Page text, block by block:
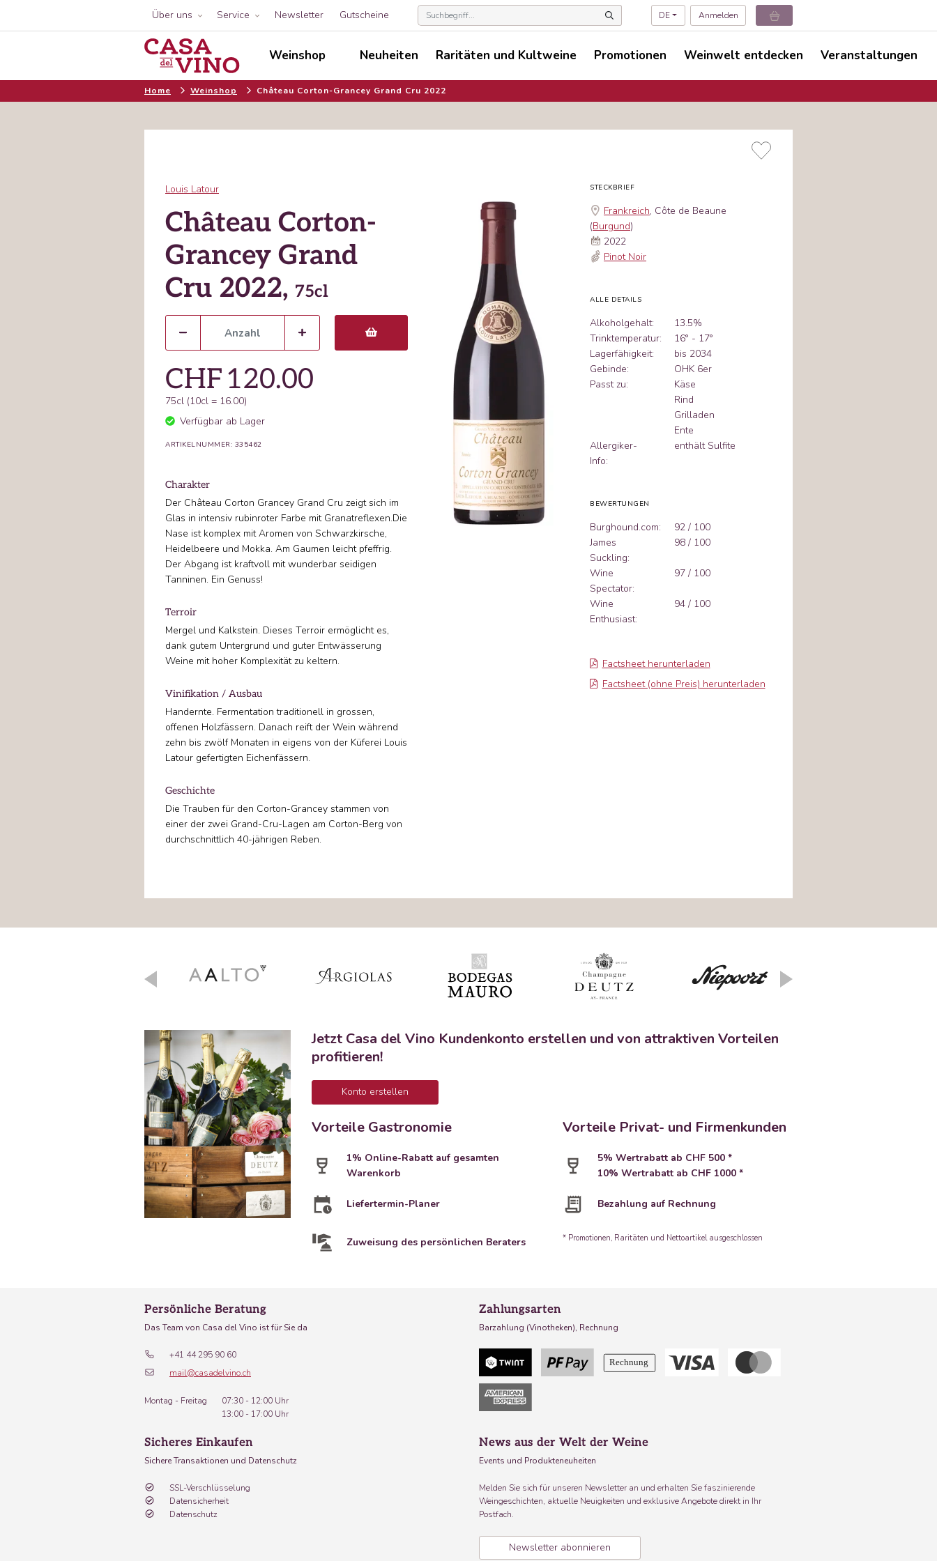
Über uns Service Newsletter Gutscheine DE Anmelden
Weinshop Neuheiten Raritäten und Kultweine Promotionen Weinwelt entdecken Veranstaltungen
Home Weinshop Château Corton-Grancey Grand Cru 2022
Louis Latour
Château Corton-
Grancey Grand
Cru 2022, 75cl
CHF120.00
75cl (10cl = 16.00)
Verfügbar ab Lager
ARTIKELNUMMER: 335462
Charakter
Der Château Corton Grancey Grand Cru zeigt sich im
Glas in intensiv rubinroter Farbe mit Granatreflexen.Die
Nase ist komplex mit Aromen von Schwarzkirsche,
Heidelbeere und Mokka. Am Gaumen leicht pfeffrig.
Der Abgang ist kraftvoll mit wunderbar seidigen
Tanninen. Ein Genuss!
Terroir
Mergel und Kalkstein. Dieses Terroir ermöglicht es,
dank gutem Untergrund und guter Entwässerung
Weine mit hoher Komplexität zu keltern.
Vinifikation / Ausbau
Handernte. Fermentation traditionell in grossen,
offenen Holzfässern. Danach reift der Wein während
zehn bis zwölf Monaten in eigens von der Küferei Louis
Latour gefertigten Eichenfässern.
Geschichte
Die Trauben für den Corton-Grancey stammen von
einer der zwei Grand-Cru-Lagen am Corton-Berg von
durchschnittlich 40-jährigen Reben.
STECKBRIEF
Frankreich, Côte de Beaune
(Burgund)
2022
Pinot Noir
ALLE DETAILS
Alkoholgehalt:
13.5%
Trinktemperatur:
16° - 17°
Lagerfähigkeit:
bis 2034
Gebinde:
OHK 6er
Passt zu:
Käse
Rind
Grilladen
Ente
Allergiker-
Info:
enthält Sulfite
BEWERTUNGEN
Burghound.com:
92 / 100
James
Suckling:
98 / 100
Wine
Spectator:
97 / 100
Wine
Enthusiast:
94 / 100
Factsheet herunterladen
Factsheet (ohne Preis) herunterladen
Jetzt Casa del Vino Kundenkonto erstellen und von attraktiven Vorteilen
profitieren!
Konto erstellen
Vorteile Gastronomie
1% Online-Rabatt auf gesamten
Warenkorb
Liefertermin-Planer
Zuweisung des persönlichen Beraters
Vorteile Privat- und Firmenkunden
5% Wertrabatt ab CHF 500 *
10% Wertrabatt ab CHF 1000 *
Bezahlung auf Rechnung
* Promotionen, Raritäten und Nettoartikel ausgeschlossen
Persönliche Beratung
Das Team von Casa del Vino ist für Sie da
+41 44 295 90 60
mail@casadelvino.ch
Montag - Freitag
07:30 - 12:00 Uhr
13:00 - 17:00 Uhr
Zahlungsarten
Barzahlung (Vinotheken), Rechnung
Sicheres Einkaufen
Sichere Transaktionen und Datenschutz
SSL-Verschlüsselung
Datensicherheit
Datenschutz
News aus der Welt der Weine
Events und Produkteneuheiten
Melden Sie sich für unseren Newsletter an und erhalten Sie faszinierende
Weingeschichten, aktuelle Neuigkeiten und exklusive Angebote direkt in Ihr
Postfach.
Newsletter abonnieren